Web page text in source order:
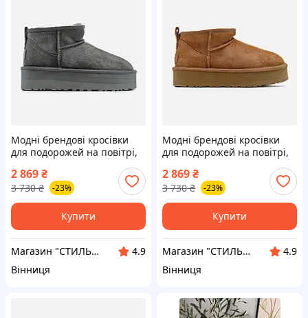
Модні брендові кросівки
для подорожей на повітрі,
UGG Mini Platform Grey 39
2 869₴
3 730 ₴ -23%
Купити
Магазин "СТИЛЬНИЙ МОЛОДІЖНИЙ ОДЯГ"
4.9
Вінниця
Модні брендові кросівки
для подорожей на повітрі,
UGG Mini Platform Brown 36
2 869₴
3 730 ₴ -23%
Купити
Магазин "СТИЛЬНИЙ МОЛОДІЖНИЙ ОДЯГ"
4.9
Вінниця